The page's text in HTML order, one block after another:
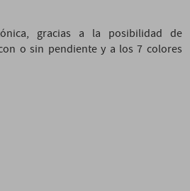
gracias a la posibilidad de
o sin pendiente y a los 7 colores